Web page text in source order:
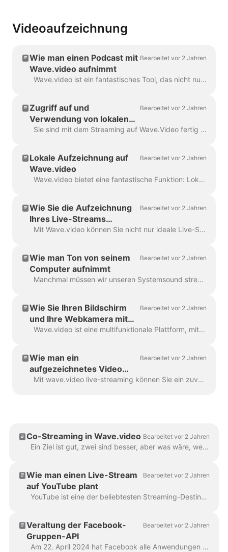
Videoaufzeichnung
Wie man einen Podcast mit
Wave.video aufnimmt
Bearbeitet vor 2 Jahren
Wave.video ist ein fantastisches Tool, das nicht nur bei der Videobearbeitung, sondern auch beim Streaming und der Podcast-Produktion hilft. Wenn Sie einen Audio- oder Videoc...
Zugriff auf und
Verwendung von lokalen
Aufnahmen
Bearbeitet vor 2 Jahren
Sie sind mit dem Streaming auf Wave.Video fertig und haben die lokale Aufzeichnung aktiviert? Prima! Sie haben nun zwei einfache Möglichkeiten, Ihre aufgezeichneten Inhalte zu nutzen: 1. Herunterladen & Verwenden...
Lokale Aufzeichnung auf
Wave.video
Bearbeitet vor 2 Jahren
Wave.video bietet eine fantastische Funktion: Lokale Aufzeichnung. Damit können die Teilnehmer eines Live-Streams ihre eigenen Audio- und Videostreams direkt auf der ...
Wie Sie die Aufzeichnung
Ihres Live-Streams
speichern
Bearbeitet vor 2 Jahren
Mit Wave.video können Sie nicht nur ideale Live-Streams haben, sondern diese auch speichern, bearbeiten oder auf Ihren Computer herunterladen, wann immer Sie wollen. Schauen wir uns also mal ...
Wie man Ton von seinem
Computer aufnimmt
Bearbeitet vor 2 Jahren
Manchmal müssen wir unseren Systemsound streamen oder aufnehmen. Weder Windows noch macOS bieten diese Funktion von Haus aus, aber es gibt eine Möglichkeit,...
Wie Sie Ihren Bildschirm
und Ihre Webkamera mit
Wave.video aufnehmen
Bearbeitet vor 2 Jahren
Wave.video ist eine multifunktionale Plattform, mit der Sie nicht nur Videos bearbeiten, Thumbnails erstellen und auf mehrere Plattformen gleichzeitig streamen können, sondern auch ...
Wie man ein
aufgezeichnetes Video
streamt
Bearbeitet vor 2 Jahren
Mit wave.video live-streaming können Sie ein zuvor aufgezeichnetes Video streamen. Sie müssen nicht im Studio anwesend sein, um manuell auf den Go Live-Button zu klicken. Um zu beginnen...
Co-Streaming in Wave.video Bearbeitet vor 2 Jahren
Ein Ziel ist gut, zwei sind besser, aber was wäre, wenn Sie Ihre Follower und die Ihrer Gäste auch erreichen könnten? Willkommen bei Wave.video Co-stream! ...
Wie man einen Live-Stream
auf YouTube plant
Bearbeitet vor 2 Jahren
YouTube ist eine der beliebtesten Streaming-Destinationen. Das Einrichten eines Streams auf YouTube mit Wave.video unterscheidet sich nicht von anderen...
Veraltung der Facebook-
Gruppen-API
Bearbeitet vor 2 Jahren
Am 22. April 2024 hat Facebook alle Anwendungen von Drittanbietern in Gruppen entfernt. Leider bedeutet dies, dass Sie nicht in der Lage sein werden, Ihre Facebook-Gruppe als...